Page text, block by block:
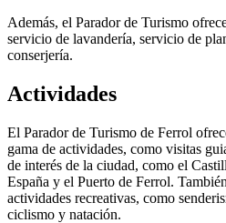
Además, el Parador de Turismo
servicio de lavandería, servicio de
conserjería.
Actividades
El Parador de Turismo de Ferrol
gama de actividades, como visitas
de interés de la ciudad, como el
España y el Puerto de Ferrol.
actividades recreativas, como
ciclismo y natación.